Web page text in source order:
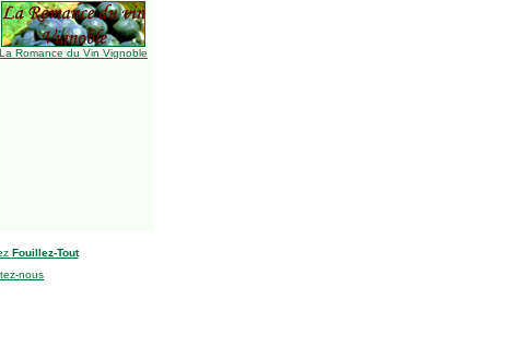
La Romance du Vin Vignoble
Fouillez-Tout
nous